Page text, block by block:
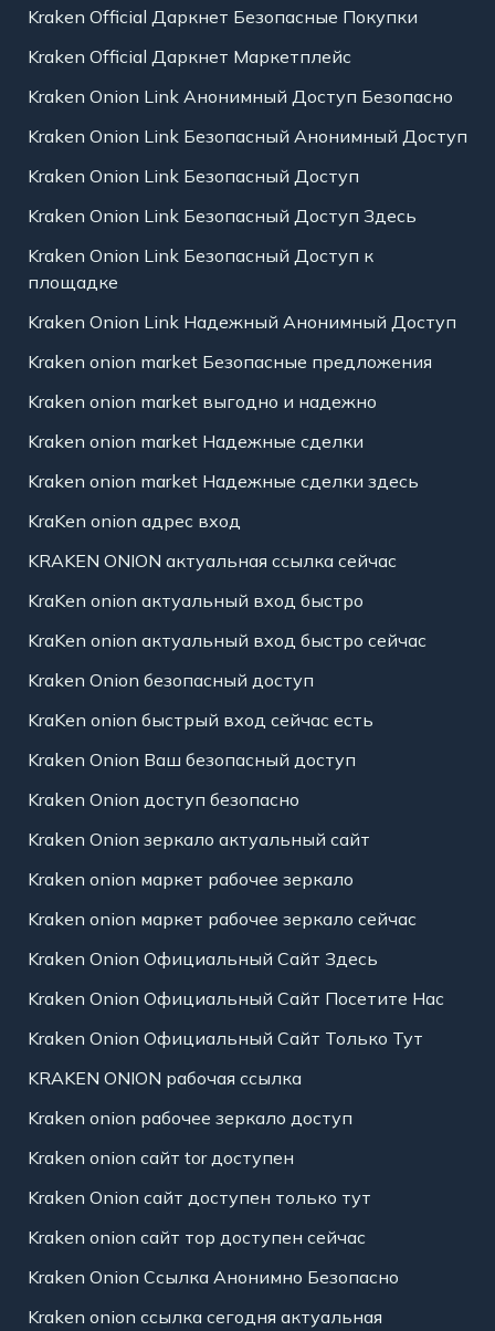
Kraken Official Даркнет Безопасные Покупки
Kraken Official Даркнет Маркетплейс
Kraken Onion Link Анонимный Доступ Безопасно
Kraken Onion Link Безопасный Анонимный Доступ
Kraken Onion Link Безопасный Доступ
Kraken Onion Link Безопасный Доступ Здесь
Kraken Onion Link Безопасный Доступ к
площадке
Kraken Onion Link Надежный Анонимный Доступ
Kraken onion market Безопасные предложения
Kraken onion market выгодно и надежно
Kraken onion market Надежные сделки
Kraken onion market Надежные сделки здесь
KraKen onion адрес вход
KRAKEN ONION актуальная ссылка сейчас
KraKen onion актуальный вход быстро
KraKen onion актуальный вход быстро сейчас
Kraken Onion безопасный доступ
KraKen onion быстрый вход сейчас есть
Kraken Onion Ваш безопасный доступ
Kraken Onion доступ безопасно
Kraken Onion зеркало актуальный сайт
Kraken onion маркет рабочее зеркало
Kraken onion маркет рабочее зеркало сейчас
Kraken Onion Официальный Сайт Здесь
Kraken Onion Официальный Сайт Посетите Нас
Kraken Onion Официальный Сайт Только Тут
KRAKEN ONION рабочая ссылка
Kraken onion рабочее зеркало доступ
Kraken onion сайт tor доступен
Kraken Onion сайт доступен только тут
Kraken onion сайт тор доступен сейчас
Kraken Onion Ссылка Анонимно Безопасно
Kraken onion ссылка сегодня актуальная